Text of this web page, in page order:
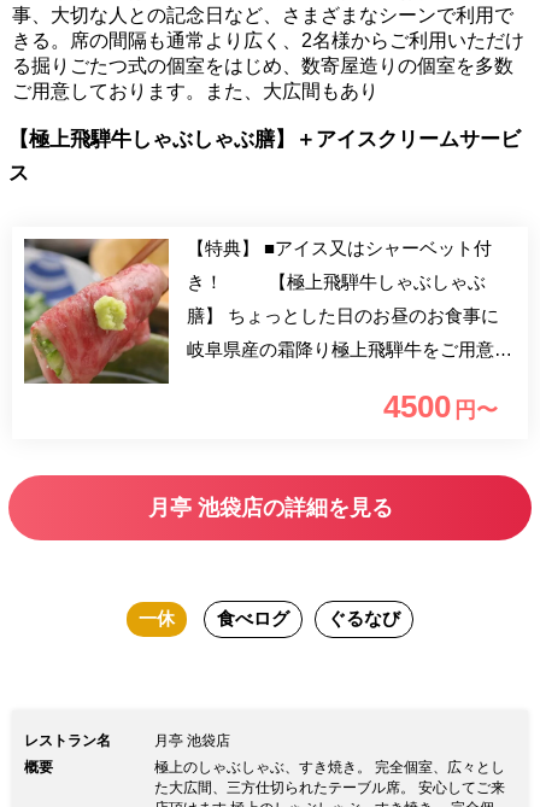
事、大切な人との記念日など、さまざまなシーンで利用で
きる。席の間隔も通常より広く、2名様からご利用いただけ
る掘りごたつ式の個室をはじめ、数寄屋造りの個室を多数
ご用意しております。また、大広間もあり
【極上飛騨牛しゃぶしゃぶ膳】＋アイスクリームサービ
ス
【特典】 ■アイス又はシャーベット付
き！ 【極上飛騨牛しゃぶしゃぶ
膳】 ちょっとした日のお昼のお食事に
岐阜県産の霜降り極上飛騨牛をご用意。
す。 又、一休からのご予約特典として
人と優雅なランチタイムをお過ごし下さ
で召し上がるコースは2名様からご用意
すき焼定食を希望のお客様は恐れ入りま
すが、コメント欄にすき焼とご記入下さ
4500 円〜
月亭 池袋店の詳細を見る
一休 食べログ ぐるなび
レストラン名
月亭 池袋店
概要
極上のしゃぶしゃぶ、すき焼き。 完全個室、広々とし
た大広間、三方仕切られたテーブル席。 安心してご来